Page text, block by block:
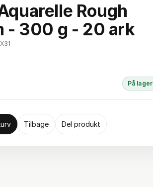
Rough
- 300 g - 20 ark
På lager
Tilbage Del produkt